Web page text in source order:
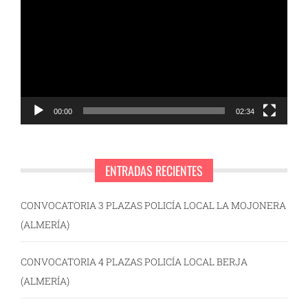
00:00 02:34
ENTRADAS RECIENTES
CONVOCATORIA 3 PLAZAS POLICÍA LOCAL LA MOJONERA
(ALMERÍA)
CONVOCATORIA 4 PLAZAS POLICÍA LOCAL BERJA
(ALMERÍA)